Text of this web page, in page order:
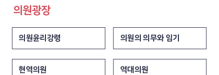
의원광장
의원윤리강령 의원의 의무와 임기
현역의원 역대의원